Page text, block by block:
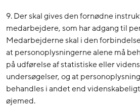
9. Der skal gives den fornødne
medarbejdere, som har adgang til
Medarbejderne skal i den
at personoplysningerne alene må
på udførelse af statistiske eller
undersøgelser, og at
behandles i andet end
øjemed.